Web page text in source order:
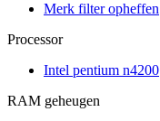
Merk filter opheffen
Processor
Intel pentium n4200
RAM geheugen